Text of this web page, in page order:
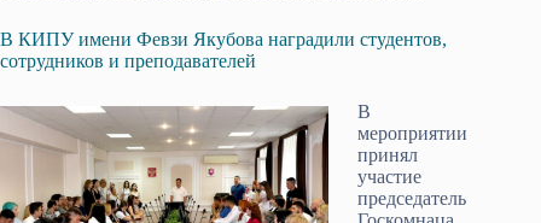
В КИПУ имени Февзи Якубова наградили студентов,
сотрудников и преподавателей
В
мероприятии
принял
участие
председатель